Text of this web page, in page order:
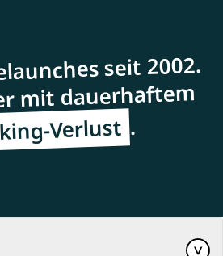
seit 2002.
mit dauerhaftem
Verlust .